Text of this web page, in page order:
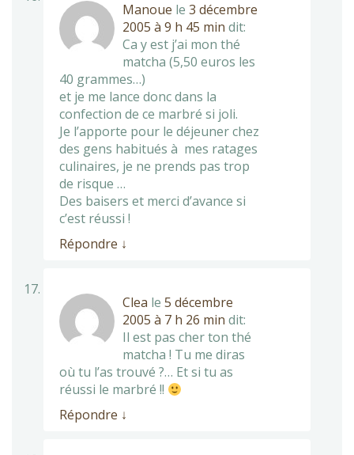
Manoue le 3 décembre
2005 à 9 h 45 min dit:
Ca y est j’ai mon thé
matcha (5,50 euros les
40 grammes…)
et je me lance donc dans la
confection de ce marbré si joli.
Je l’apporte pour le déjeuner chez
des gens habitués à mes ratages
culinaires, je ne prends pas trop
de risque …
Des baisers et merci d’avance si
c’est réussi !
Répondre ↓
Clea le 5 décembre
2005 à 7 h 26 min dit:
Il est pas cher ton thé
matcha ! Tu me diras
où tu l’as trouvé ?… Et si tu as
réussi le marbré !!
Répondre ↓